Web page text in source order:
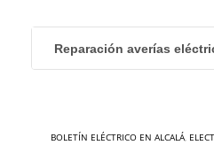
Reparación averías
BOLETÍN ELÉCTRICO EN ALCALÁ,